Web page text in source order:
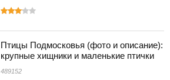
Птицы Подмосковья (фото и описание):
крупные хищники и маленькие птички
489152